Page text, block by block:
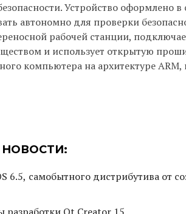
Устройство
автономно для проверки
рабочей станции,
и использует открытую
компьютера на архитектуре
6.5, самобытного дистрибутива от